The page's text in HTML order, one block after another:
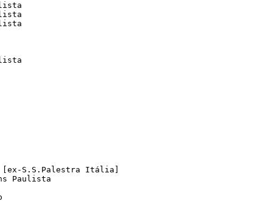
S.S.Palestra Itália]
Paulista